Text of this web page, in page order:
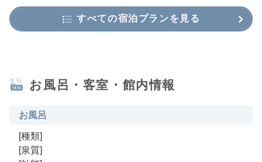
すべての宿泊プランを見る
お風呂・客室・館内情報
お風呂
[種類]
[泉質]